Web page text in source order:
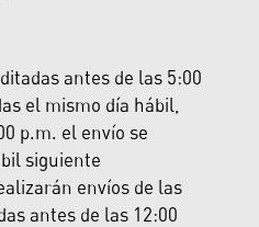
antes de las 5:00
el mismo día hábil,
p.m. el envío se
siguiente
envíos de las
antes de las 12:00